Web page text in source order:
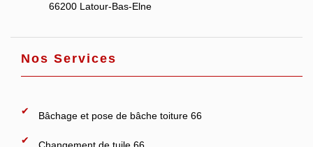
66200 Latour-Bas-Elne
Nos Services
Bâchage et pose de bâche toiture 66